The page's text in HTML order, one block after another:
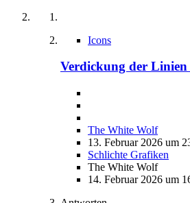
Icons
Verdickung der
The White Wolf
13. Februar 2026 um
Schlichte Grafiken
The White Wolf
14. Februar 2026 um